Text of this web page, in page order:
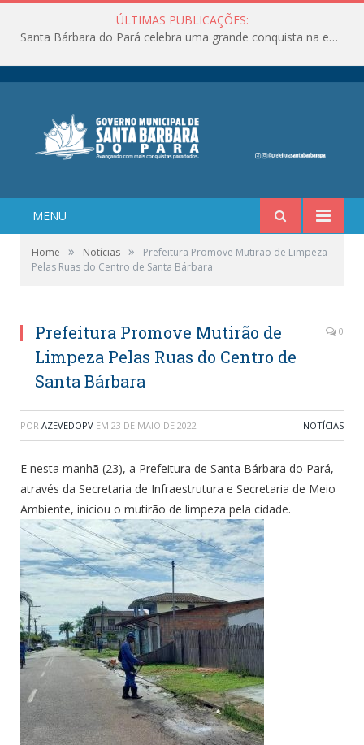
ÚLTIMAS PUBLICAÇÕES:
Santa Bárbara do Pará celebra uma grande conquista na educação!
MENU
Home » Notícias »
Prefeitura Promove Mutirão de Limpeza
Pelas Ruas do Centro de Santa Bárbara
Prefeitura Promove Mutirão de
Limpeza Pelas Ruas do Centro de
Santa Bárbara
0
POR AZEVEDOPV EM 23 DE MAIO DE 2022 NOTÍCIAS
E nesta manhã (23), a Prefeitura de Santa Bárbara do Pará,
através da Secretaria de Infraestrutura e Secretaria de Meio
Ambiente, iniciou o mutirão de limpeza pela cidade.